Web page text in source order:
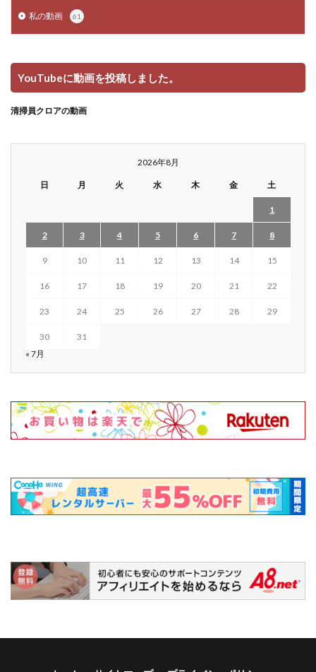
私の動画 61
YouTubeに動画を投稿しました。
清掃員クロアの動画
2026年8月
日 月 火 水 木 金 土
1
2 3 4 5 6 7 8
9 10 11 12 13 14 15
16 17 18 19 20 21 22
23 24 25 26 27 28 29
30
31
« 7月